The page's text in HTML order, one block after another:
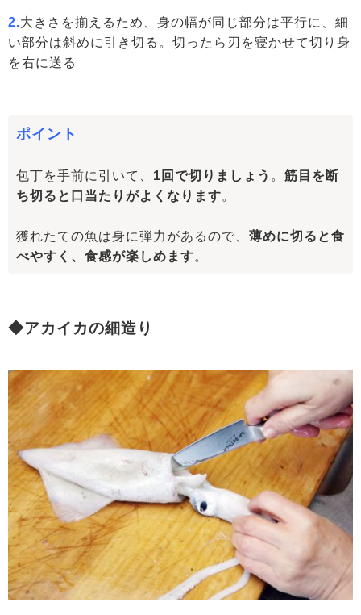
2.大きさを揃えるため、身の幅が同じ部分は平行に、細
い部分は斜めに引き切る。切ったら刃を寝かせて切り身
を右に送る
ポイント
包丁を手前に引いて、 1回で切りましょう 。 筋目を断
ち切ると口当たりがよくなります。
獲れたての魚は身に弾力があるので、 薄めに切ると食
べやすく、食感が楽しめます。
◆アカイカの細造り